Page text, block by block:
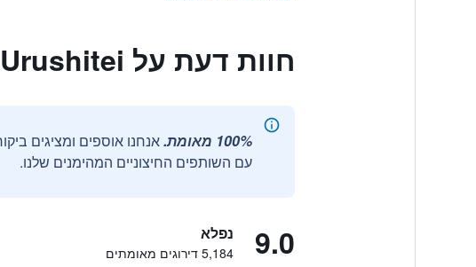
חוות דעת על Kyomachiya Ryokan Sakura Urushitei
100% מאומת.
עם השותפים החיצוניים המהימנים שלנו.
9.0 נפלא
5,184 דירוגים מאומתים